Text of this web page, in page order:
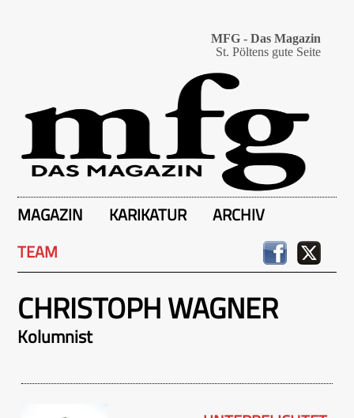
MFG - Das Magazin
St. Pöltens gute Seite
MAGAZIN KARIKATUR
ARCHIV
TEAM
CHRISTOPH WAGNER
Kolumnist